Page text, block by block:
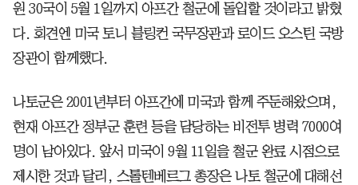
원 30국이 5월 1일까지 아프간 철군에 돌입할 것이라고 밝혔
다. 회견엔 미국 토니 블링컨 국무장관과 로이드 오스틴 국방
장관이 함께했다.
나토군은 2001년부터 아프간에 미국과 함께 주둔해왔으며,
현재 아프간 정부군 훈련 등을 담당하는 비전투 병력 7000여
명이 남아있다. 앞서 미국이 9월 11일을 철군 완료 시점으로
제시한 것과 달리, 스톨텐베르그 총장은 나토 철군에 대해선